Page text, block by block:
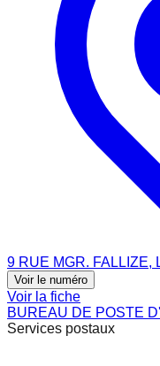
9 RUE MGR. FALLIZE,
Voir le numéro
Voir la fiche
BUREAU DE POSTE
Services postaux